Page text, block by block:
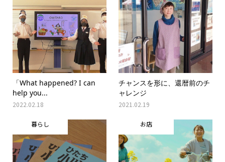
「What happened? I can
help you...
2022.02.18
チャンスを形に、還暦前のチ
ャレンジ
2021.02.19
暮らし お店